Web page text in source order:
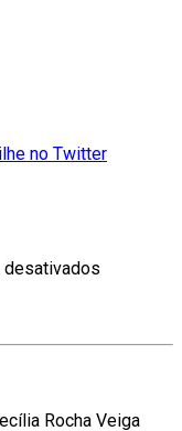
desativados
Rocha Veiga